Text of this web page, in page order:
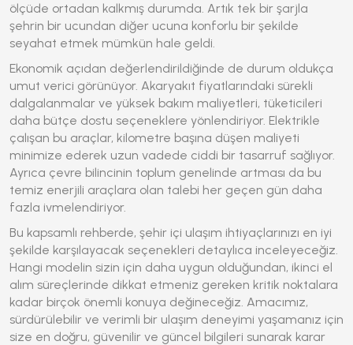
ölçüde ortadan kalkmış durumda. Artık tek bir şarjla
şehrin bir ucundan diğer ucuna konforlu bir şekilde
seyahat etmek mümkün hale geldi.
Ekonomik açıdan değerlendirildiğinde de durum oldukça
umut verici görünüyor. Akaryakıt fiyatlarındaki sürekli
dalgalanmalar ve yüksek bakım maliyetleri, tüketicileri
daha bütçe dostu seçeneklere yönlendiriyor. Elektrikle
çalışan bu araçlar, kilometre başına düşen maliyeti
minimize ederek uzun vadede ciddi bir tasarruf sağlıyor.
Ayrıca çevre bilincinin toplum genelinde artması da bu
temiz enerjili araçlara olan talebi her geçen gün daha
fazla ivmelendiriyor.
Bu kapsamlı rehberde, şehir içi ulaşım ihtiyaçlarınızı en iyi
şekilde karşılayacak seçenekleri detaylıca inceleyeceğiz.
Hangi modelin sizin için daha uygun olduğundan, ikinci el
alım süreçlerinde dikkat etmeniz gereken kritik noktalara
kadar birçok önemli konuya değineceğiz. Amacımız,
sürdürülebilir ve verimli bir ulaşım deneyimi yaşamanız için
size en doğru, güvenilir ve güncel bilgileri sunarak karar